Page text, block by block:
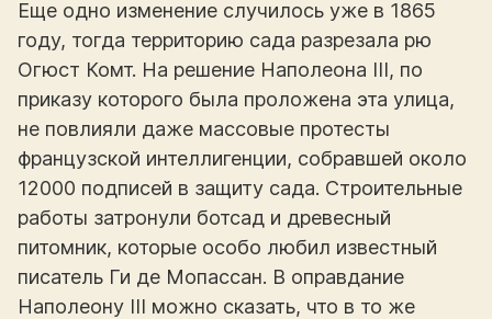
Еще одно изменение случилось уже в 1865
году, тогда территорию сада разрезала рю
Огюст Комт. На решение Наполеона III, по
приказу которого была проложена эта улица,
не повлияли даже массовые протесты
французской интеллигенции, собравшей около
12000 подписей в защиту сада. Строительные
работы затронули ботсад и древесный
питомник, которые особо любил известный
писатель Ги де Мопассан. В оправдание
Наполеону III можно сказать, что в то же